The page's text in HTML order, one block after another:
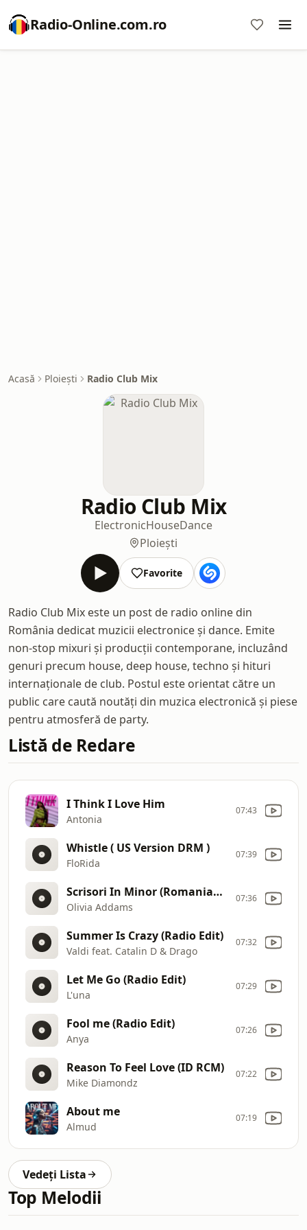
Radio-Online.com.ro
Acasă Ploiești Radio Club Mix
Radio Club Mix
ElectronicHouseDance
Ploiești
Favorite
Radio Club Mix este un post de radio online din
România dedicat muzicii electronice și dance. Emite
non-stop mixuri și producții contemporane, incluzând
genuri precum house, deep house, techno și hituri
internaționale de club. Postul este orientat către un
public care caută noutăți din muzica electronică și piese
pentru atmosferă de party.
Listă de Redare
I Think I Love Him
Antonia
07:43
Whistle ( US Version DRM )
FloRida
07:39
Scrisori In Minor (Romanian House Mafia Remix)
Olivia Addams
07:36
Summer Is Crazy (Radio Edit)
Valdi feat. Catalin D & Drago
07:32
Let Me Go (Radio Edit)
L'una
07:29
Fool me (Radio Edit)
Anya
07:26
Reason To Feel Love (ID RCM)
Mike Diamondz
07:22
About me
Almud
07:19
Vedeți Lista
Top Melodii